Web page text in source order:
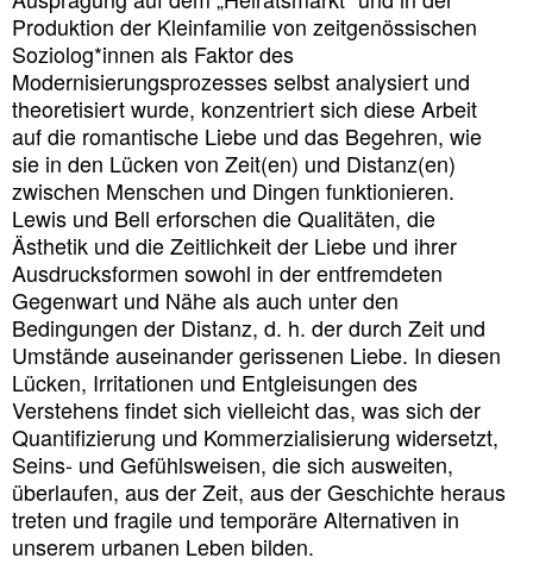
Produktion der Kleinfamilie von zeitgenössischen
Soziolog*innen als Faktor des
Modernisierungsprozesses selbst analysiert und
theoretisiert wurde, konzentriert sich diese Arbeit
auf die romantische Liebe und das Begehren, wie
sie in den Lücken von Zeit(en) und Distanz(en)
zwischen Menschen und Dingen funktionieren.
Lewis und Bell erforschen die Qualitäten, die
Ästhetik und die Zeitlichkeit der Liebe und ihrer
Ausdrucksformen sowohl in der entfremdeten
Gegenwart und Nähe als auch unter den
Bedingungen der Distanz, d. h. der durch Zeit und
Umstände auseinander gerissenen Liebe. In diesen
Lücken, Irritationen und Entgleisungen des
Verstehens findet sich vielleicht das, was sich der
Quantifizierung und Kommerzialisierung widersetzt,
Seins- und Gefühlsweisen, die sich ausweiten,
überlaufen, aus der Zeit, aus der Geschichte heraus
treten und fragile und temporäre Alternativen in
unserem urbanen Leben bilden.